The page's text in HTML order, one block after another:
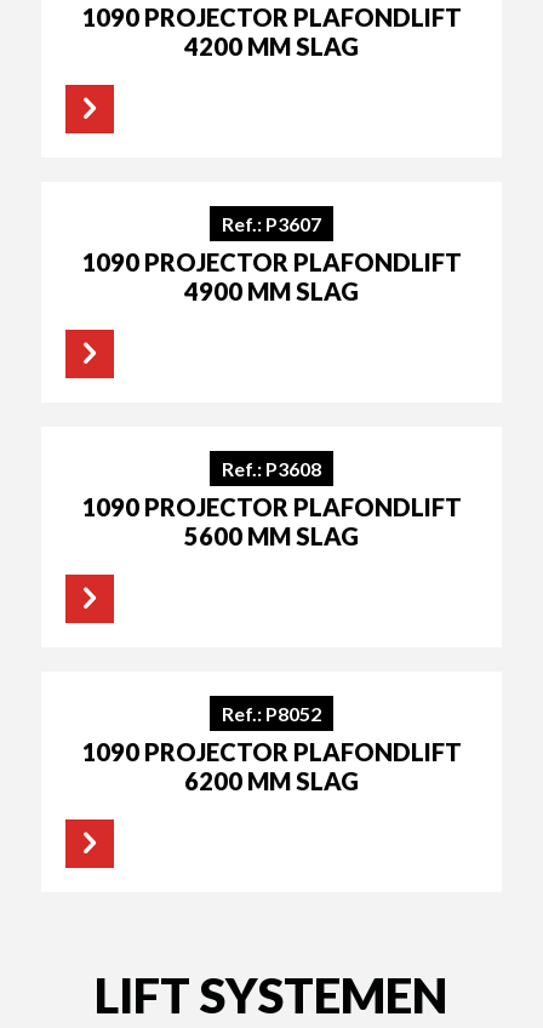
1090 PROJECTOR PLAFONDLIFT
4200 MM SLAG
Ref.: P3607
1090 PROJECTOR PLAFONDLIFT
4900 MM SLAG
Ref.: P3608
1090 PROJECTOR PLAFONDLIFT
5600 MM SLAG
Ref.: P8052
1090 PROJECTOR PLAFONDLIFT
6200 MM SLAG
LIFT SYSTEMEN